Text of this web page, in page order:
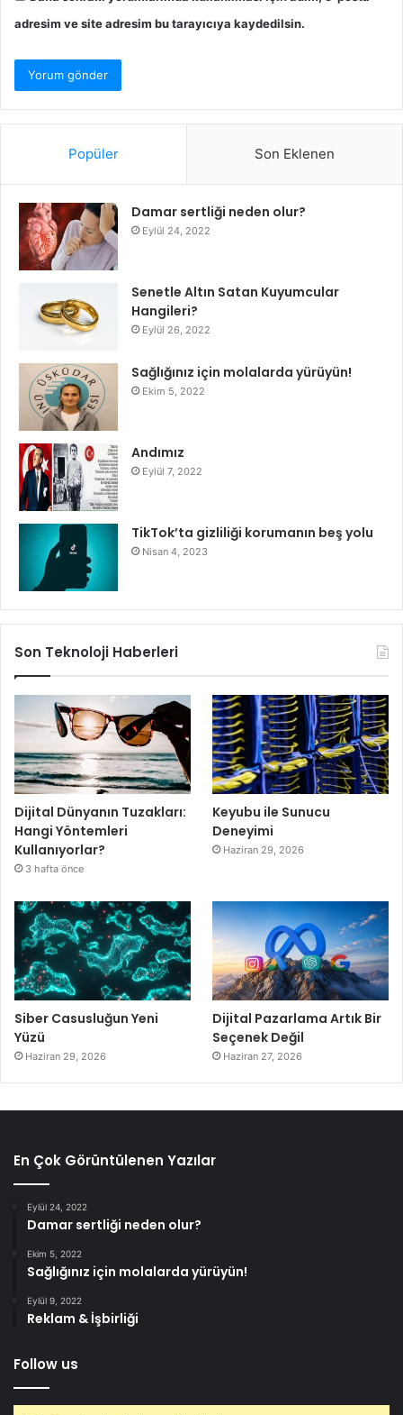
adresim ve site adresim bu tarayıcıya kaydedilsin.
Popüler Son Eklenen
Damar sertliği neden olur?
Eylül 24, 2022
Senetle Altın Satan Kuyumcular
Hangileri?
Eylül 26, 2022
Sağlığınız için molalarda yürüyün!
Ekim 5, 2022
Andımız
Eylül 7, 2022
TikTok’ta gizliliği korumanın beş yolu
Nisan 4, 2023
Son Teknoloji Haberleri
Dijital Dünyanın Tuzakları:
Hangi Yöntemleri
Kullanıyorlar?
3 hafta önce
Keyubu ile Sunucu
Deneyimi
Haziran 29, 2026
Siber Casusluğun Yeni
Yüzü
Haziran 29, 2026
Dijital Pazarlama Artık Bir
Seçenek Değil
Haziran 27, 2026
En Çok Görüntülenen Yazılar
Eylül 24, 2022
Damar sertliği neden olur?
Ekim 5, 2022
Sağlığınız için molalarda yürüyün!
Eylül 9, 2022
Reklam & İşbirliği
Follow us